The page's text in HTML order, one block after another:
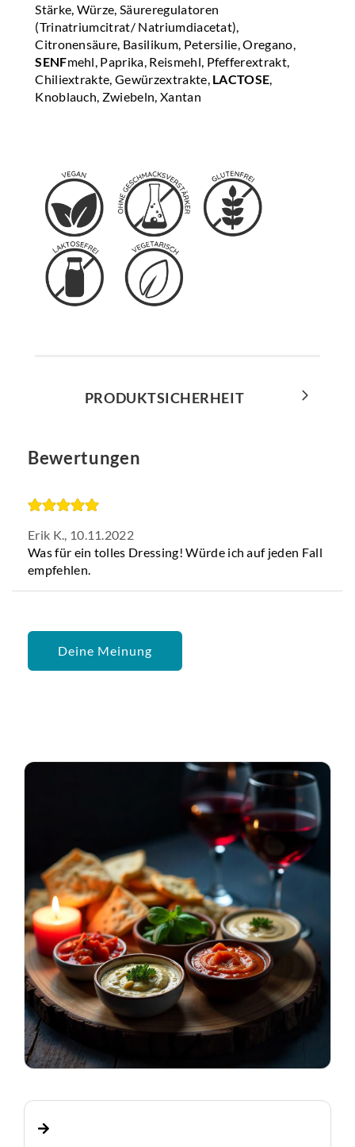
Stärke, Würze, Säureregulatoren
(Trinatriumcitrat/ Natriumdiacetat),
Citronensäure, Basilikum, Petersilie, Oregano,
SENFmehl, Paprika, Reismehl, Pfefferextrakt,
Chiliextrakte, Gewürzextrakte, LACTOSE,
Knoblauch, Zwiebeln, Xantan
PRODUKTSICHERHEIT
Bewertungen
Erik K.,
10.11.2022
Was für ein tolles Dressing! Würde ich auf jeden Fall
empfehlen.
Deine Meinung